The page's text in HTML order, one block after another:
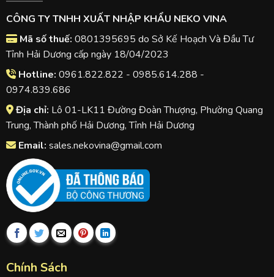
CÔNG TY TNHH XUẤT NHẬP KHẨU NEKO VINA
Mã số thuế: 0801395695 do Sở Kế Hoạch Và Đầu Tư
Tỉnh Hải Dương cấp ngày 18/04/2023
Hotline: 0961.822.822 - 0985.614.288 -
0974.839.686
Địa chỉ: Lô 01-LK11 Đường Đoàn Thượng, Phường Quang
Trung, Thành phố Hải Dương, Tỉnh Hải Dương
Email: sales.nekovina@gmail.com
Chính Sách